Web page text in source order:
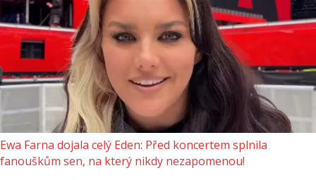
Ewa Farna dojala celý Eden: Před koncertem splnila
fanouškům sen, na který nikdy nezapomenou!